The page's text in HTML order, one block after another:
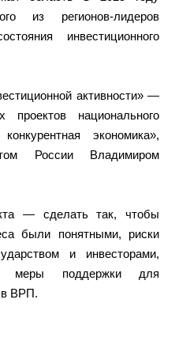
из регионов-лидеров
инвестиционного
активности» —
национального
экономика»,
России Владимиром
— сделать так, чтобы
были понятными, риски
и инвесторами,
меры поддержки для
в ВРП.